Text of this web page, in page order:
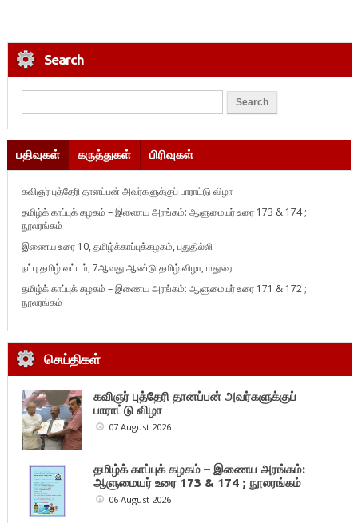
Search
பதிவுகள் கருத்துகள் பிரிவுகள்
கவிஞர் புத்தேரி தானப்பன் அவர்களுக்குப் பாராட்டு விழா
தமிழ்க் காப்புக் கழகம் – இணைய அரங்கம்: ஆளுமையர் உரை 173 & 174 ;
நூலரங்கம்
இணைய உரை 10, தமிழ்க்காப்புக்கழகம், புதுதில்லி
நட்பு தமிழ் வட்டம், 7ஆவது ஆண்டு தமிழ் விழா, மதுரை
தமிழ்க் காப்புக் கழகம் – இணைய அரங்கம்: ஆளுமையர் உரை 171 & 172 ;
நூலரங்கம்
செய்திகள்
கவிஞர் புத்தேரி தானப்பன் அவர்களுக்குப்
பாராட்டு விழா
07 August 2026
தமிழ்க் காப்புக் கழகம் – இணைய அரங்கம்:
ஆளுமையர் உரை 173 & 174 ; நூலரங்கம்
06 August 2026